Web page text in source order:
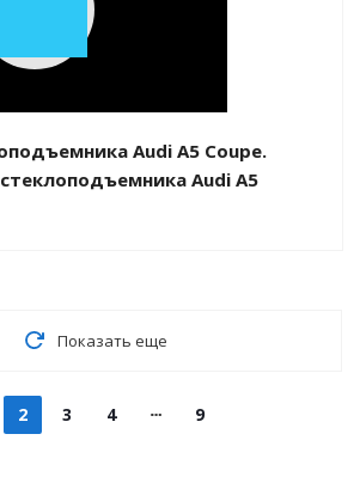
Play
Audi A5 Coupe.
Audi A5
Показать еще
2 3 4 9